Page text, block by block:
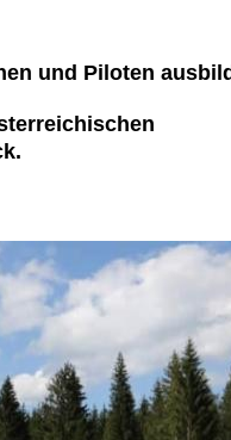
und Piloten